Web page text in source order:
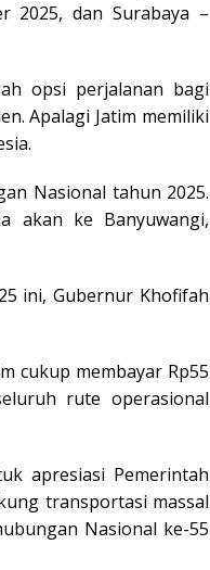
2025, dan Surabaya –
opsi perjalanan bagi
Apalagi Jatim memiliki
Nasional tahun 2025.
akan ke Banyuwangi,
ini, Gubernur Khofifah
cukup membayar Rp55
rute operasional
apresiasi Pemerintah
transportasi massal
Nasional ke-55